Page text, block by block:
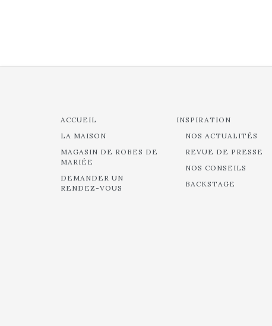
ACCUEIL
LA MAISON
MAGASIN DE ROBES DE
MARIÉE
DEMANDER UN
RENDEZ-VOUS
INSPIRATION
NOS ACTUALITÉS
REVUE DE PRESSE
NOS CONSEILS
BACKSTAGE